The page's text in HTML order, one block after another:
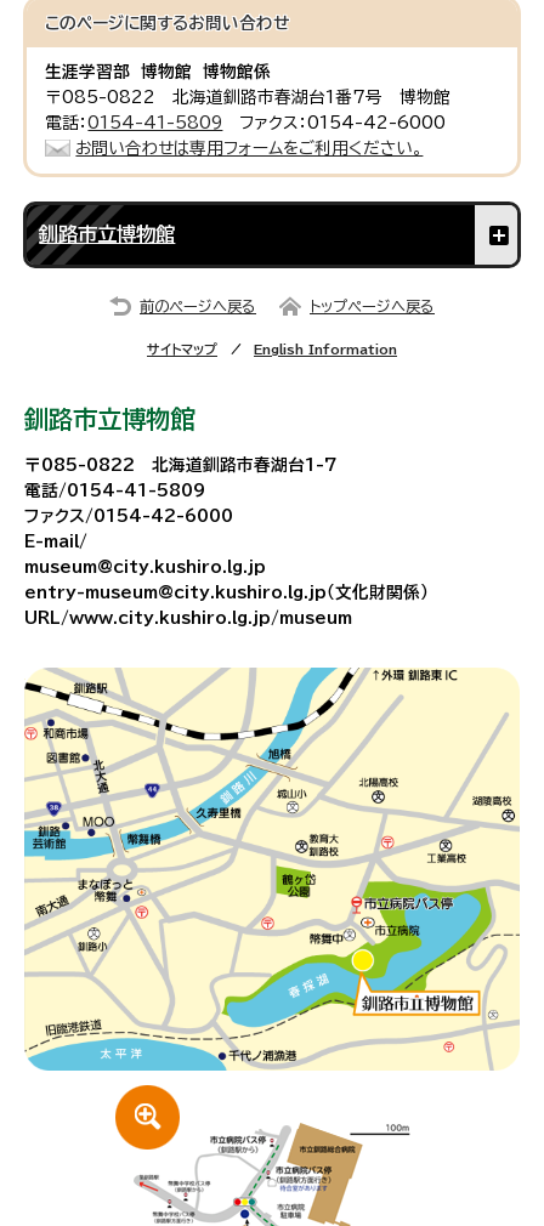
このページに関するお問い合わせ
生涯学習部 博物館 博物館係
〒085-0822 北海道釧路市春湖台1番7号 博物館
電話：0154-41-5809
ファクス：0154-42-6000
お問い合わせは専用フォームをご利用ください。
釧路市立博物館
前のページへ戻る トップページへ戻る
サイトマップ English Information
釧路市立博物館
〒085-0822 北海道釧路市春湖台1-7
電話/0154-41-5809
ファクス/0154-42-6000
E-mail/
museum@city.kushiro.lg.jp
entry-museum@city.kushiro.lg.jp（文化財関係）
URL/www.city.kushiro.lg.jp/museum